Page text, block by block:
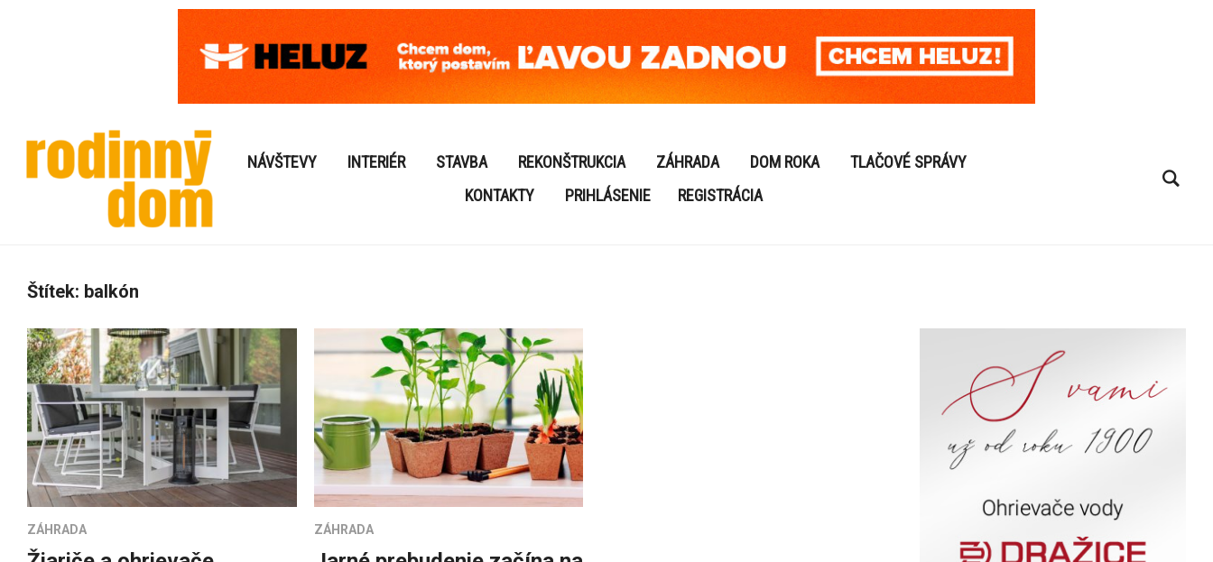
NÁVŠTEVY INTERIÉR STAVBA REKONŠTRUKCIA ZÁHRADA DOM ROKA
TLAČOVÉ SPRÁVY
KONTAKTY
PRIHLÁSENIE REGISTRÁCIA
Štítek: balkón
ZÁHRADA ZÁHRADA